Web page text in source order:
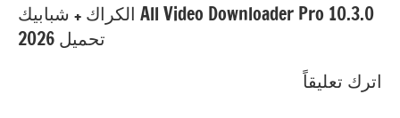
اصدار
تحميل
مجاني
All Video Downloader Pro 10.3.0 الكراك + شبابيك
تحميل 2026
اترك تعليقاً